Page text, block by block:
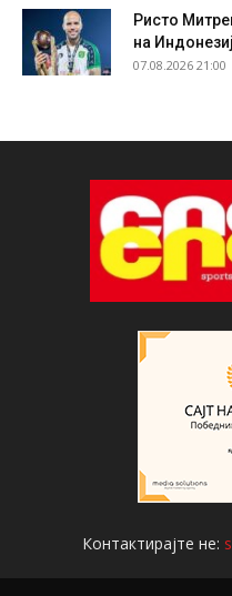
Ристо
на
07.08.2026 21:00
Контактирајте не: